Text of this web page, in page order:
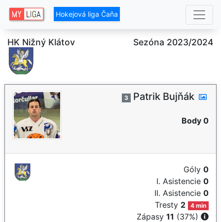
Hokejová liga Čaňa
HK Nižný Klátov Sezóna 2023/2024
3 Patrik Bujňák
Body 0
Góly 0
I. Asistencie 0
II. Asistencie 0
Tresty 2 4 min
Zápasy 11 (37%)